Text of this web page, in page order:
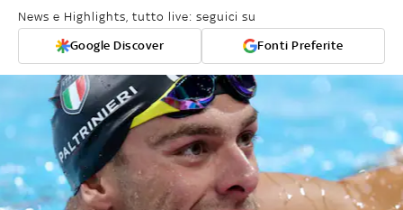
News e Highlights, tutto live: seguici su
Google Discover Fonti Preferite